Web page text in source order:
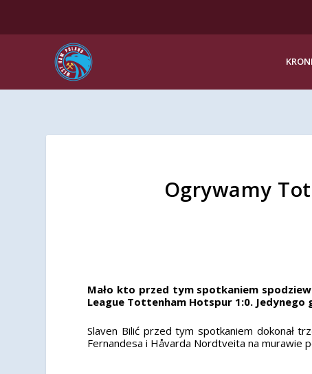
Ogrywamy
Mało kto przed tym spotkaniem
League Tottenham Hotspur 1:0. Jedynego
Slaven Bilić przed tym spotkaniem dokonał
Fernandesa i Håvarda Nordtveita na murawie